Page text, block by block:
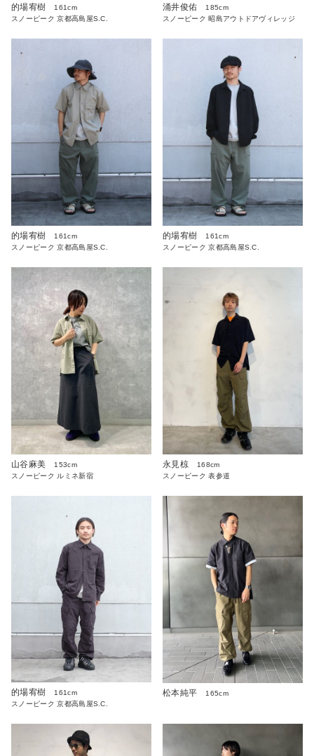
的場宥樹
161cm
スノーピーク 京都高島屋S.C.
涌井俊佑
185cm
スノーピーク 昭島アウトドアヴィレッジ
的場宥樹
161cm
スノーピーク 京都高島屋S.C.
的場宥樹
161cm
スノーピーク 京都高島屋S.C.
山谷麻美
153cm
スノーピーク ルミネ新宿
永見椋
168cm
スノーピーク 表参道
的場宥樹
161cm
スノーピーク 京都高島屋S.C.
松本純平 165cm